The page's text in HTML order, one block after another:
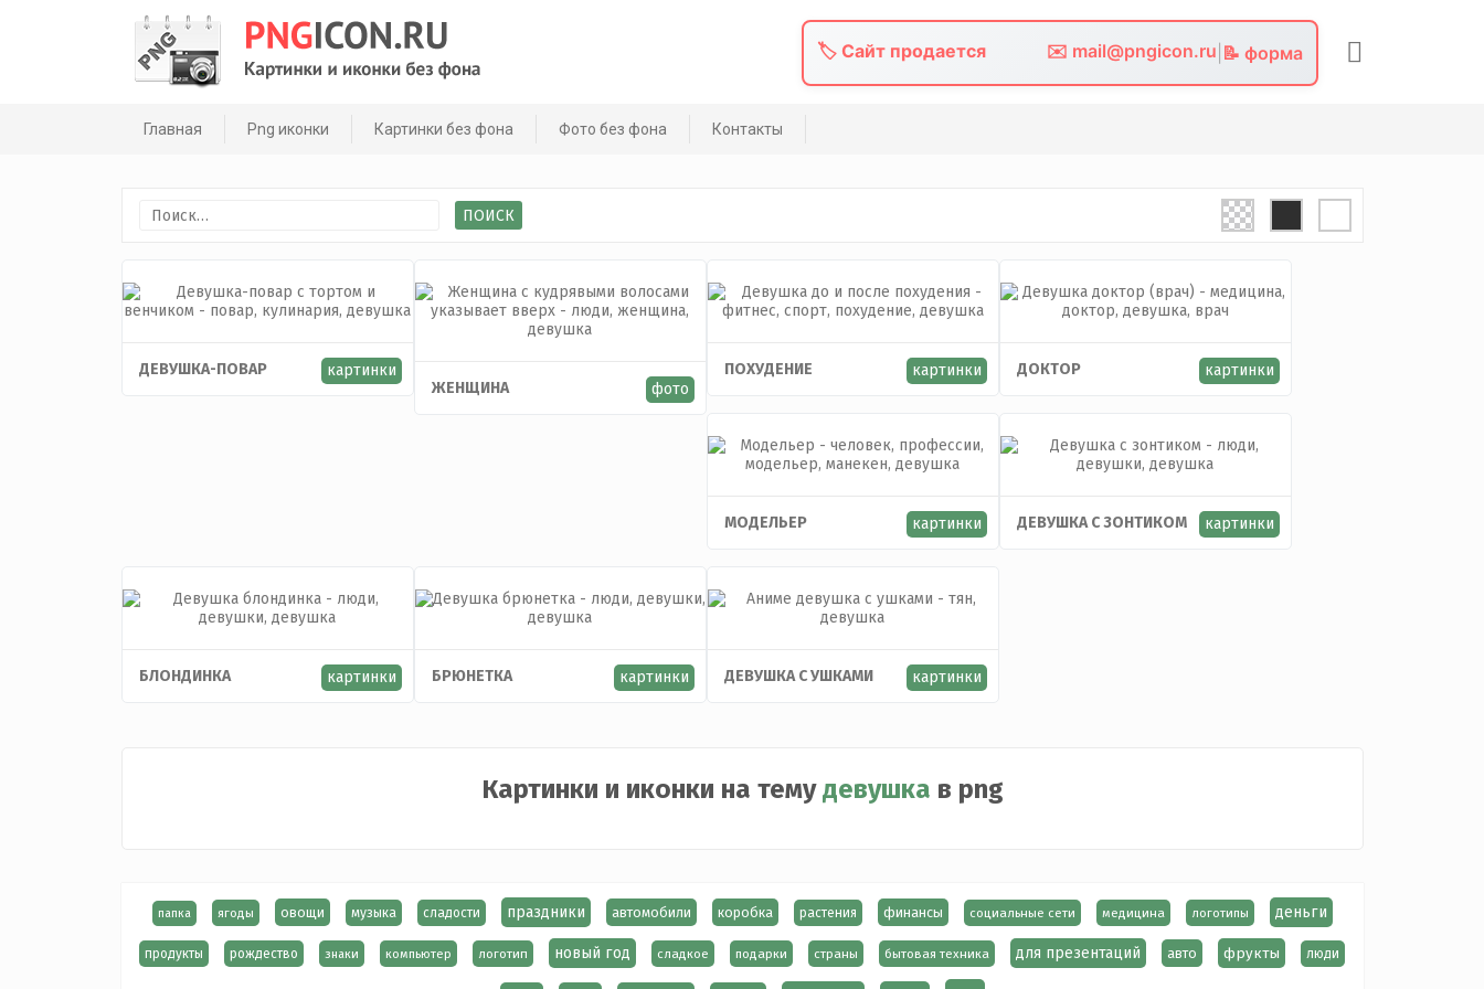
🏷️ Сайт продается ✉️ mail@pngicon.ru 📝 форма
Главная Png иконки Картинки без фона Фото без фона Контакты
Найти:
ДЕВУШКА-ПОВАР
картинки
ЖЕНЩИНА
фото
ПОХУДЕНИЕ картинки ДОКТОР картинки
МОДЕЛЬЕР картинки ДЕВУШКА С ЗОНТИКОМ картинки
БЛОНДИНКА картинки БРЮНЕТКА картинки ДЕВУШКА С УШКАМИ картинки
Картинки и иконки на темудевушка в png
папка ягоды овощи музыка сладости праздники автомобили коробка растения финансы социальные сети медицина логотипы деньги
продукты рождество знаки компьютер логотип новый год сладкое подарки страны бытовая техника для презентаций авто фрукты люди